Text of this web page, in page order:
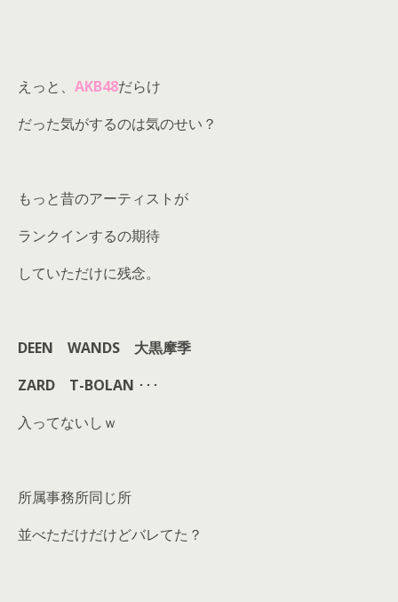
えっと、 AKB48だらけ
だった気がするのは気のせい？
もっと昔のアーティストが
ランクインするの期待
していただけに残念。
DEEN WANDS 大黒摩季
ZARD T-BOLAN ･･･
入ってないしｗ
所属事務所同じ所
並べただけだけどバレてた？